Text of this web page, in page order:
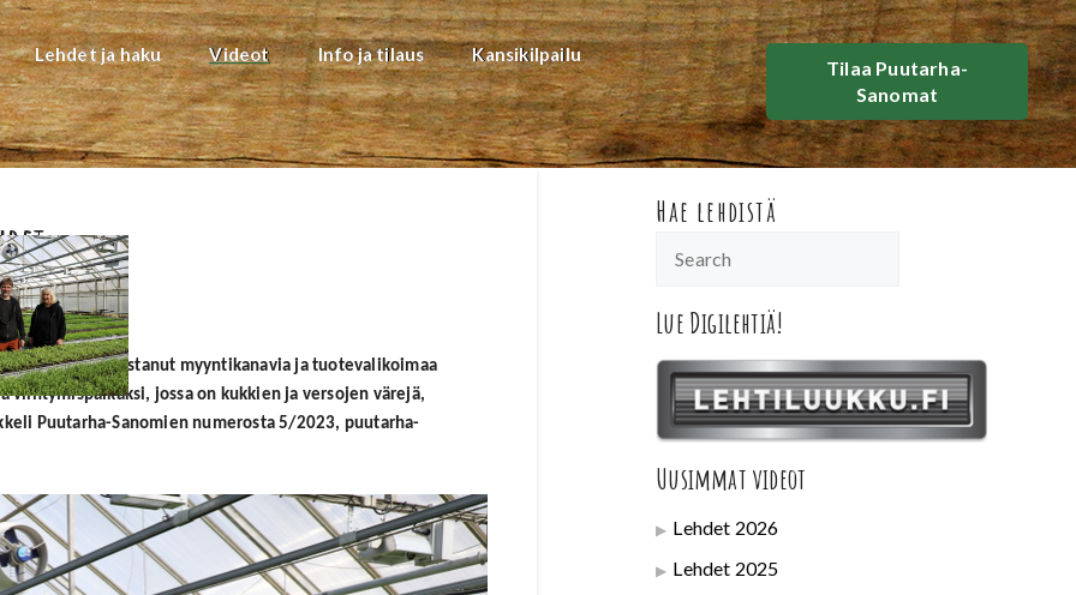
Lehdet ja haku Videot Info ja tilaus Kansikilpailu
Tilaa Puutarha-
Sanomat
on uudistanut myyntikanavia ja tuotevalikoimaa
viihtymispaikaksi, jossa on kukkien ja versojen värejä,
Puutarha-Sanomien numerosta 5/2023, puutarha-
Hae lehdistä
Lue Digilehtiä!
Uusimmat videot
Lehdet 2026
Lehdet 2025